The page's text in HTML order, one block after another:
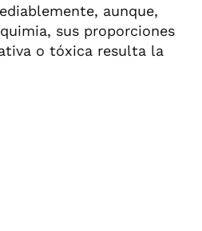
aunque,
sus proporciones
o tóxica resulta la